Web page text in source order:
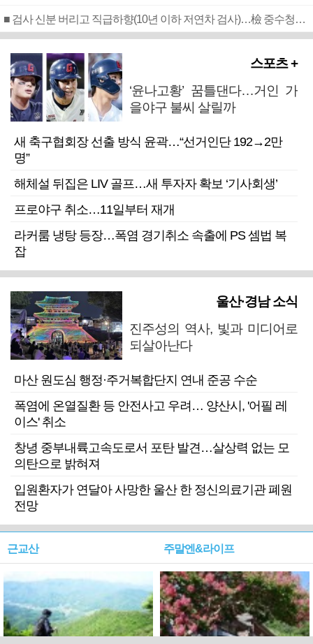
■ 검사 신분 버리고 직급하향(10년 이하 저연차 검사)…檢 중수청행 기피
스포츠 +
‘윤나고황’ 꿈틀댄다…거인 가
을야구 불씨 살릴까
새 축구협회장 선출 방식 윤곽…“선거인단 192→2만
명”
해체설 뒤집은 LIV 골프…새 투자자 확보 ‘기사회생’
프로야구 취소…11일부터 재개
라커룸 냉탕 등장…폭염 경기취소 속출에 PS 셈법 복
잡
울산·경남 소식
진주성의 역사, 빛과 미디어로
되살아난다
마산 원도심 행정·주거복합단지 연내 준공 수순
폭염에 온열질환 등 안전사고 우려… 양산시, '어필 레
이스' 취소
창녕 중부내륙고속도로서 포탄 발견…살상력 없는 모
의탄으로 밝혀져
입원환자가 연달아 사망한 울산 한 정신의료기관 폐원
전망
근교산 주말엔&라이프